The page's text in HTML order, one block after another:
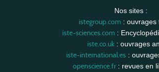
Nos sites :
istegroup.com: ouvrages
iste-sciences.com:
iste.co.uk : ouvrages
iste-international.es:
openscience.fr: revues en